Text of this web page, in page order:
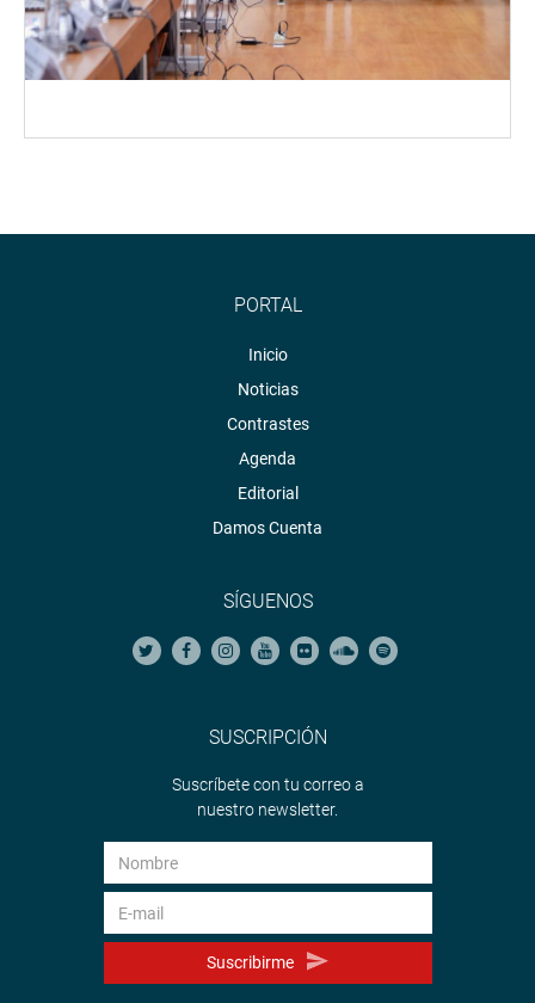
PORTAL
Inicio
Noticias
Contrastes
Agenda
Editorial
Damos Cuenta
SÍGUENOS
SUSCRIPCIÓN
Suscríbete con tu correo a
nuestro newsletter.
Suscribirme